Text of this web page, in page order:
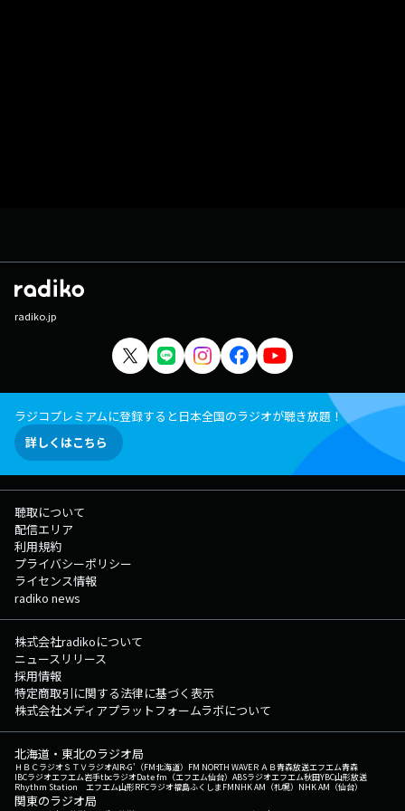
radiko.jp
ラジコプレミアムに登録すると日本全国のラジオが聴き放題！
詳しくはこちら
聴取について
配信エリア
利用規約
プライバシーポリシー
ライセンス情報
radiko news
株式会社radikoについて
ニュースリリース
採用情報
特定商取引に関する法律に基づく表示
株式会社メディアプラットフォームラボについて
北海道・東北のラジオ局
ＨＢＣラジオＳＴＶラジオAIR-G'（FM北海道） FM NORTH WAVEＲＡＢ青森放送エフエム青森
IBCラジオエフエム岩手tbcラジオDate fm（エフエム仙台） ABSラジオエフエム秋田YBC山形放送
Rhythm Station エフエム山形RFCラジオ福島ふくしまFMNHK AM（札幌） NHK AM（仙台）
関東のラジオ局